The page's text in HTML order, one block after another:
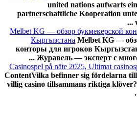
united nations aufwarts
partnerschaftliche Kooperation
Melbet KG — обзор букмекерской
Кыргызстана Melbet KG —
конторы для игроков
Журавель — эксперт с
Casinospel på näte 2025, Ultimat
ContentVilka befinner sig fördelarna
villig casino tillsammans riktiga